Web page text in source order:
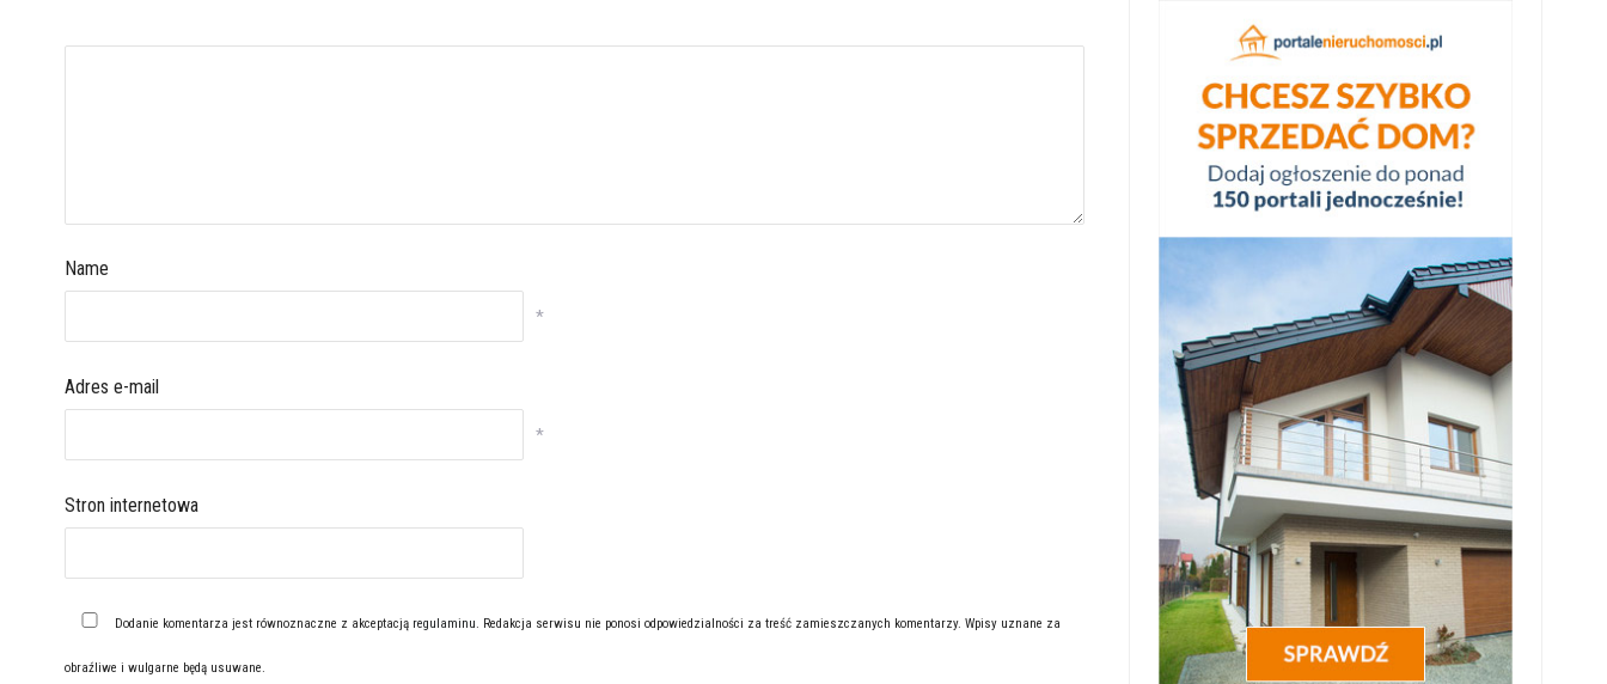
Name
*
Adres e-mail
*
Stron internetowa
Dodanie komentarza jest równoznaczne z akceptacją regulaminu. Redakcja serwisu nie ponosi odpowiedzialności za treść zamieszczanych komentarzy. Wpisy uznane za
obraźliwe i wulgarne będą usuwane.